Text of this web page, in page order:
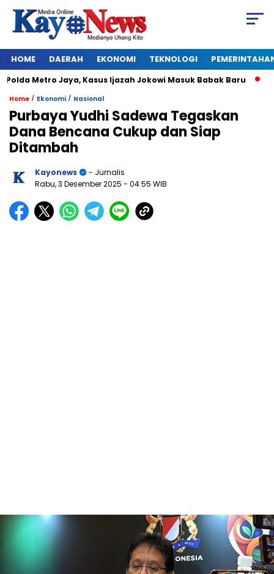
HOME DAERAH EKONOMI TEKNOLOGI
Metro Jaya, Kasus Ijazah Jokowi Masuk Babak Baru
Home / Ekonomi / Nasional
Purbaya Yudhi Sadewa Tegaskan
Dana Bencana Cukup dan Siap
Ditambah
Kayonews
- Jurnalis
Rabu, 3 Desember 2025 - 04:55 WIB